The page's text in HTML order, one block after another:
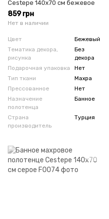
Cestepe 140х70 см бежевое
859 грн
Нет в наличии
Цвет
Бежевый
Тематика декора,
рисунка
Без
декора
Подарочная упаковка
Нет
Тип ткани
Махра
Прессованное
Нет
Назначение
полотенца
Банное
Страна
производитель
Турция